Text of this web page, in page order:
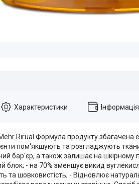
Характеристики
Rirual Формула продукту збагачена
пом'якшують та розгладжують
бар'єр, а також залишає на шкірному
блок; - на 70% зменшує викид
та шовковистість; - Відновлює